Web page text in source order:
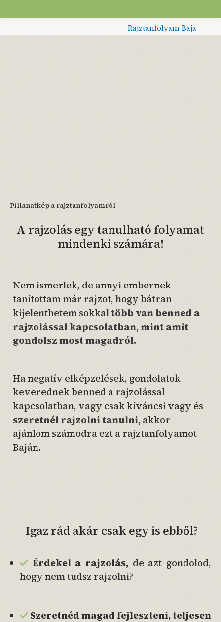
Rajztanfolyam Baja
Pillanatkép a rajztanfolyamról
A rajzolás egy tanulható folyamat
mindenki számára!
Nem ismerlek, de annyi embernek
tanítottam már rajzot, hogy bátran
kijelenthetem sokkaltöbb van benned a
rajzolással kapcsolatban, mint amit
gondolsz most magadról.
Ha negatív elképzelések, gondolatok
keverednek benned a rajzolással
kapcsolatban, vagy csak kíváncsi vagy és
szeretnél rajzolni tanulni,akkor
ajánlom számodra ezt a rajztanfolyamot
Baján.
Igaz rád akár csak egy is ebből?
Érdekel a rajzolás, de azt gondolod,
hogy nem tudsz rajzolni?
Szeretnéd magad fejleszteni,teljesen